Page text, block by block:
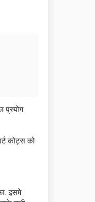
प्रयोग
कोट्स को
इसमे